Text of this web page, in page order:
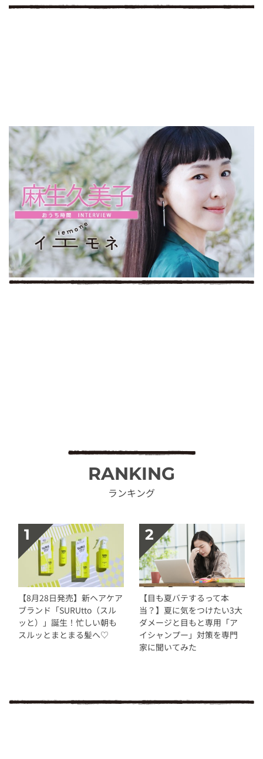
RANKING
ランキング
【8月28日発売】新ヘアケア
ブランド「SURUtto（スル
ッと）」誕生！忙しい朝も
スルッとまとまる髪へ♡
【目も夏バテするって本
当？】夏に気をつけたい3大
ダメージと目もと専用「ア
イシャンプー」対策を専門
家に聞いてみた